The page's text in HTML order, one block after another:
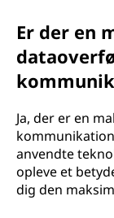
Er der en
Ja, der er en
anvendte
opleve et
dig den